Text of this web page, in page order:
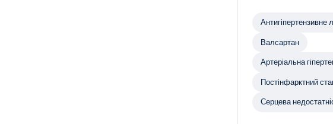
Антигіпертензивне
Валсартан
Артеріальна
Постінфарктний
Серцева